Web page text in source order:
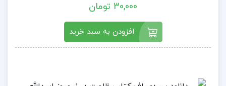
30,000 تومان
افزودن به سبد خرید